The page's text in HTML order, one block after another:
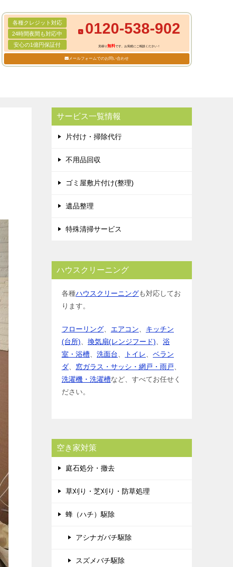
各種クレジット対応
24時間夜間も対応中
安心の1億円保証付
0120-538-902
見積り無料です。お気軽にご相談ください！
メールフォームでのお問い合わせ
サービス一覧情報
片付け・掃除代行
不用品回収
ゴミ屋敷片付け(整理)
遺品整理
特殊清掃サービス
ハウスクリーニング
各種ハウスクリーニングも対応してお
ります。
フローリング エアコン
キッチン
(台所)
換気扇(レンジフード)
浴
室・浴槽
洗面台 トイレ
ベラン
ダ
窓ガラス・サッシ・網戸・雨戸
洗濯機・洗濯槽など、すべてお任せく
ださい。
空き家対策
庭石処分・撤去
草刈り・芝刈り・防草処理
蜂（ハチ）駆除
アシナガバチ駆除
スズメバチ駆除